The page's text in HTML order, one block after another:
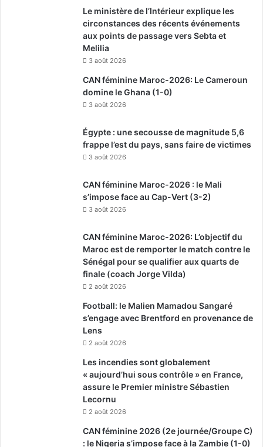
Le ministère de l’Intérieur explique les
circonstances des récents événements
aux points de passage vers Sebta et
Melilia
3 août 2026
CAN féminine Maroc-2026: Le Cameroun
domine le Ghana (1-0)
3 août 2026
Égypte : une secousse de magnitude 5,6
frappe l’est du pays, sans faire de victimes
3 août 2026
CAN féminine Maroc-2026 : le Mali
s’impose face au Cap-Vert (3-2)
3 août 2026
CAN féminine Maroc-2026: L’objectif du
Maroc est de remporter le match contre le
Sénégal pour se qualifier aux quarts de
finale (coach Jorge Vilda)
2 août 2026
Football: le Malien Mamadou Sangaré
s’engage avec Brentford en provenance de
Lens
2 août 2026
Les incendies sont globalement
« aujourd’hui sous contrôle » en France,
assure le Premier ministre Sébastien
Lecornu
2 août 2026
CAN féminine 2026 (2e journée/Groupe C)
: le Nigeria s’impose face à la Zambie (1-0)